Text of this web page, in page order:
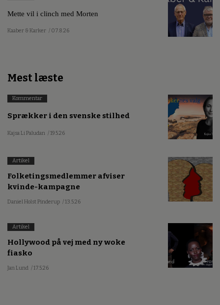
Mette vil i clinch med Morten
Kaaber & Karker / 07.8.26
Mest læste
Kommentar
Sprækker i den svenske stilhed
Kajsa Li Paludan / 19.5.26
Artikel
Folketingsmedlemmer afviser
kvinde-kampagne
Daniel Holst Pinderup / 13.5.26
Artikel
Hollywood på vej med ny woke
fiasko
Jan Lund / 17.5.26